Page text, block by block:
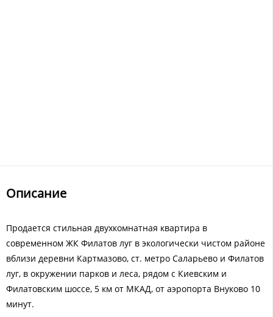
Описание
Продается стильная двухкомнатная квартира в
современном ЖК Филатов луг в экологически чистом районе
вблизи деревни Картмазово, ст. метро Саларьево и Филатов
луг, в окружении парков и леса, рядом с Киевским и
Филатовским шоссе, 5 км от МКАД, от аэропорта Внуково 10
минут.